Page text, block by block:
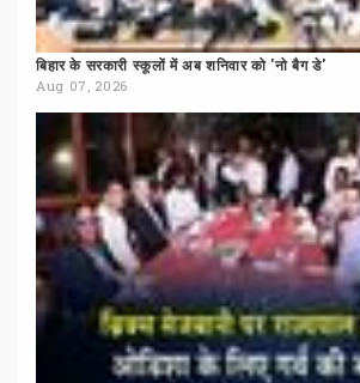
बिहार के सरकारी स्कूलों में अब शनिवार को 'नो बैग डे'
Aug 07, 2026